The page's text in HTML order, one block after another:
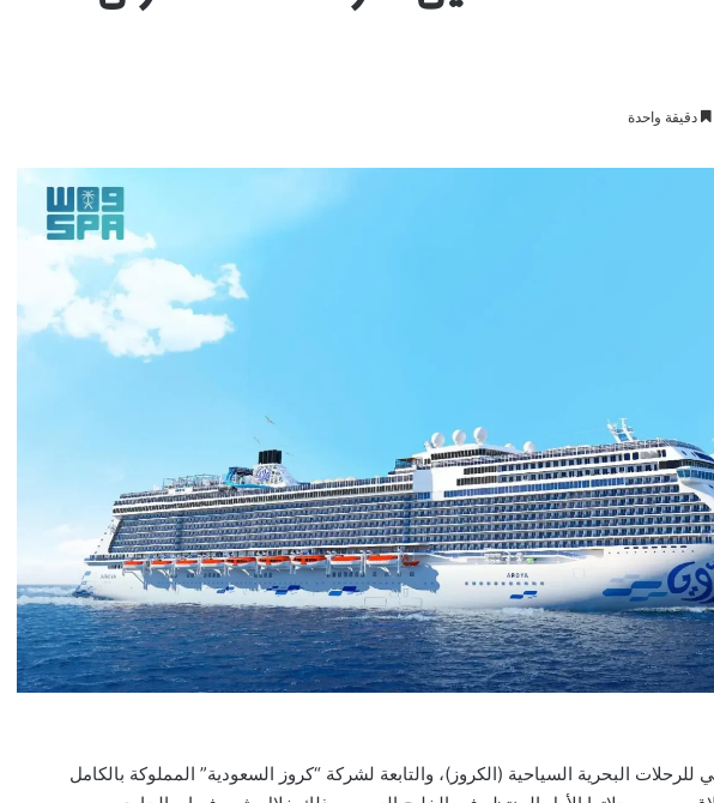
دقيقة واحدة
البحرية السياحية (الكروز)، والتابعة لشركة “كروز السعودية” المملوكة بالكامل